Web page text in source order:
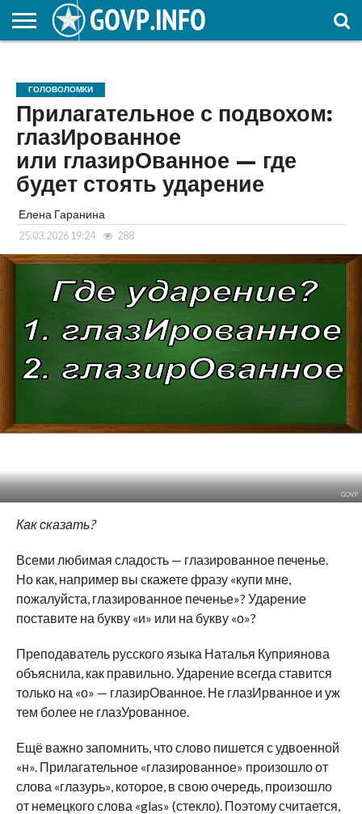
ОБРАЗОВАНИЕ
ГОЛОВОЛОМКИ
Прилагательное с подвохом:
глазИрованное
или глазирОванное — где
будет стоять ударение
Елена Гаранина
25.03.2026 19:24 288
GOVP
Как сказать?
Всеми любимая сладость — глазированное печенье.
Но как, например вы скажете фразу «купи мне,
пожалуйста, глазированное печенье»? Ударение
поставите на букву «и» или на букву «о»?
Преподаватель русского языка Наталья Куприянова
объяснила, как правильно. Ударение всегда ставится
только на «о» — глазирОванное. Не глазИрванное и уж
тем более не глазУрованное.
Ещё важно запомнить, что слово пишется с удвоенной
«н». Прилагательное «глазированное» произошло от
слова «глазурь», которое, в свою очередь, произошло
от немецкого слова «glas» (стекло). Поэтому считается,